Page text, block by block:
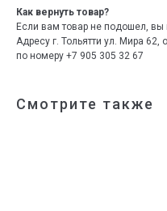
Как вернуть товар?
Если вам товар не подошел,
Адресу г. Тольятти ул. Мира
по номеру +7 905 305 32 67
Смотрите также